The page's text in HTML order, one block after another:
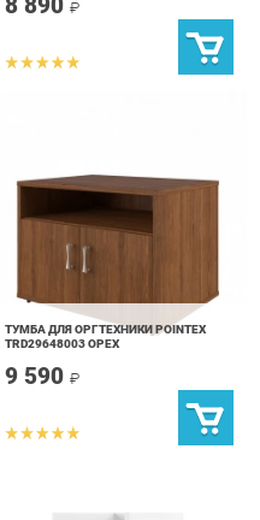
ТУМБА ДЛЯ ОРГТЕХНИКИ POINTEX
9 590₽